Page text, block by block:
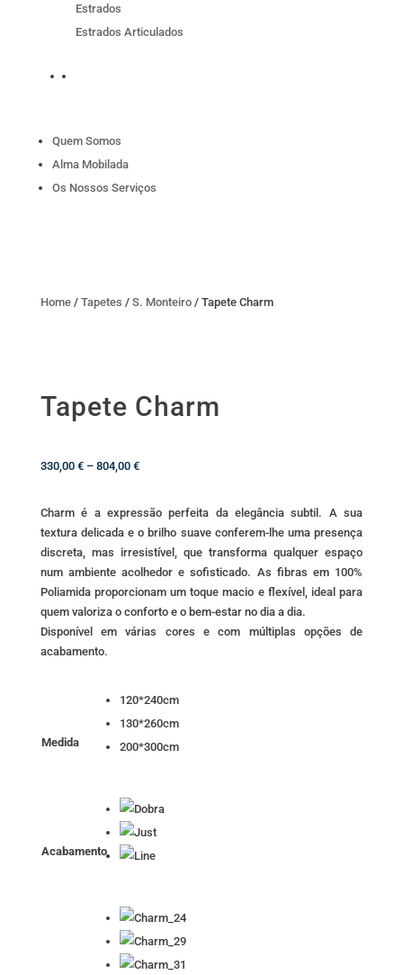
Estrados
Estrados Articulados
Quem Somos
Alma Mobilada
Os Nossos Serviços
Home/ Tapetes / S. Monteiro/ Tapete Charm
Tapete Charm
330,00 € – 804,00 €Price
330,00 €
through
804,00 €
Charm é a expressão perfeita da elegância subtil. A sua
textura delicada e o brilho suave conferem-lhe uma presença
discreta, mas irresistível, que transforma qualquer espaço
num ambiente acolhedor e sofisticado. As fibras em 100%
Poliamida proporcionam um toque macio e flexível, ideal para
quem valoriza o conforto e o bem-estar no dia a dia.
Disponível em várias cores e com múltiplas opções de
acabamento.
Medida
120*240cm
130*260cm
200*300cm
Acabamento